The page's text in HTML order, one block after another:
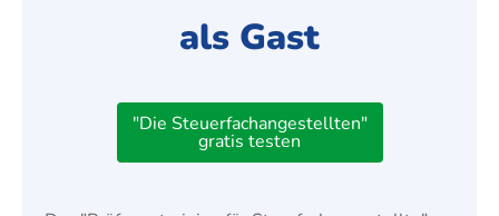
als Gast
"Die Steuerfachangestellten"
gratis testen